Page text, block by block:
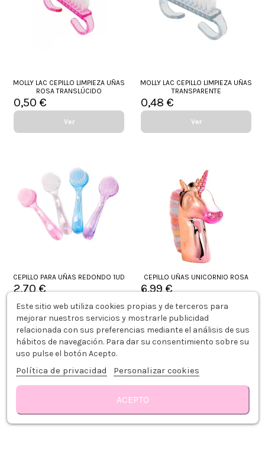
MOLLY LAC CEPILLO LIMPIEZA UÑAS
ROSA TRANSLÚCIDO
0,50 €
Ver
MOLLY LAC CEPILLO LIMPIEZA UÑAS
TRANSPARENTE
0,48 €
Ver
CEPILLO PARA UÑAS REDONDO 1UD
2,70 €
Añadir al carrito
CEPILLO UÑAS UNICORNIO ROSA
6,99 €
Añadir al carrito
Este sitio web utiliza cookies propias y de terceros para
mejorar nuestros servicios y mostrarle publicidad
relacionada con sus preferencias mediante el análisis de sus
hábitos de navegación. Para dar su consentimiento sobre su
uso pulse el botón Acepto.
Política de privacidad Personalizar cookies
ACEPTO